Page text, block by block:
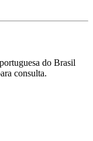
do Brasil
consulta.